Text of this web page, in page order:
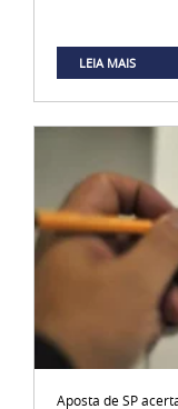
LEIA MAIS
Aposta de SP